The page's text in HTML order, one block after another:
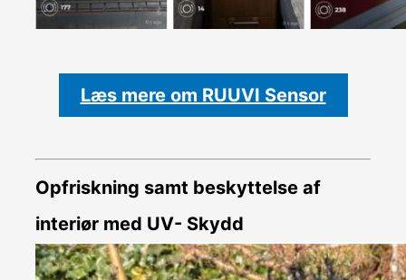
Læs mere om RUUVI Sensor
Opfriskning samt beskyttelse af
interiør med UV- Skydd